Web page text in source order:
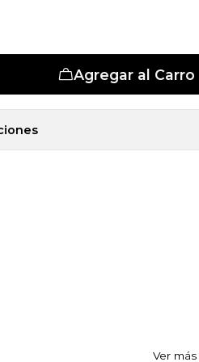
5 Zonas
Agregar al Carro
Ver